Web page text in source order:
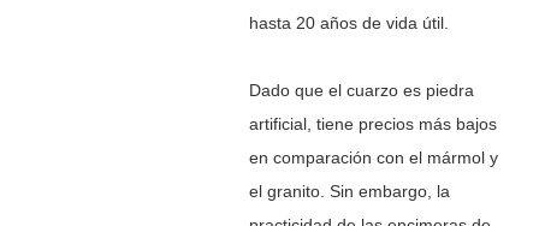
hasta 20 años de vida útil.
Dado que el cuarzo es piedra
artificial, tiene precios más bajos
en comparación con el mármol y
el granito. Sin embargo, la